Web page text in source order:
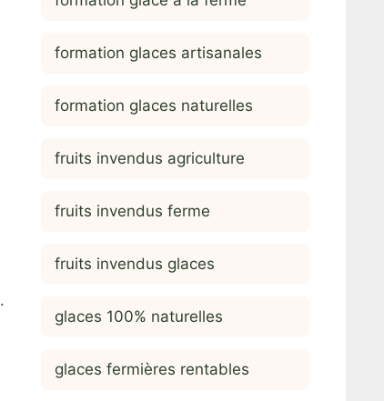
.
formation glaces artisanales
formation glaces naturelles
fruits invendus agriculture
fruits invendus ferme
fruits invendus glaces
glaces 100% naturelles
glaces fermières rentables